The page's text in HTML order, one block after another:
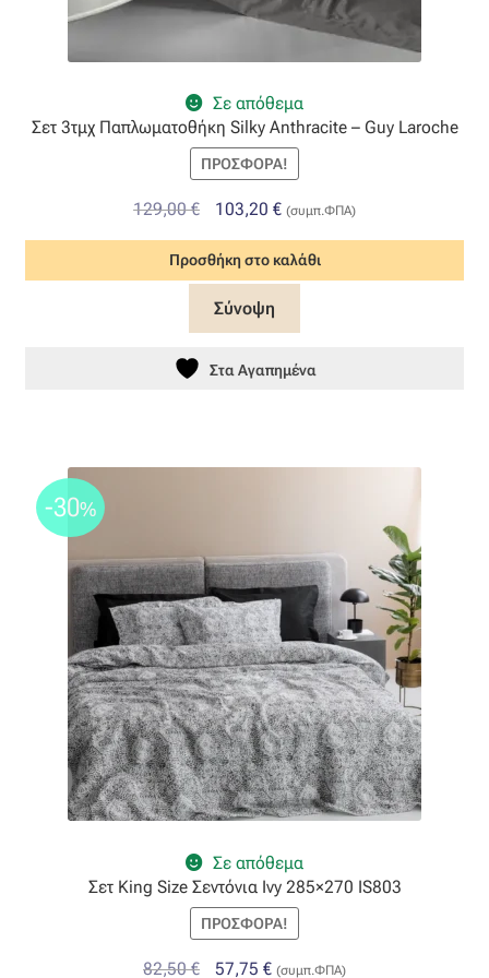
Σε απόθεμα
Σετ 3τμχ Παπλωματοθήκη Silky Anthracite – Guy Laroche
ΠΡΟΣΦΟΡΆ!
129,00€
Original
was:
129,00 €.
103,20 €Η
τιμή
είναι:
(συμπ.ΦΠΑ)
Προσθήκη στο καλάθι
Σύνοψη
Στα Αγαπημένα
Σε απόθεμα
-30%
Σετ King Size Σεντόνια Ivy 285×270 IS803
ΠΡΟΣΦΟΡΆ!
82,50€
Original
57,75 €Η(συμπ.ΦΠΑ)